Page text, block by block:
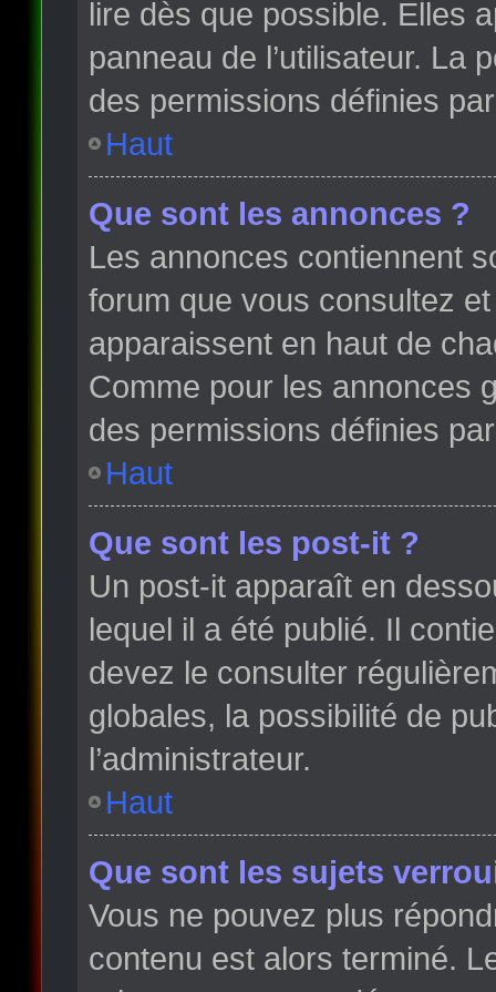
lire dès que possible. Elles
panneau de l’utilisateur. La
des permissions définies
Haut
Que sont les annonces ?
Les annonces contiennent
forum que vous consultez
apparaissent en haut de
Comme pour les annonces
des permissions définies
Haut
Que sont les post-it ?
Un post-it apparaît en
lequel il a été publié. Il
devez le consulter
globales, la possibilité de
l’administrateur.
Haut
Que sont les sujets
Vous ne pouvez plus
contenu est alors terminé.